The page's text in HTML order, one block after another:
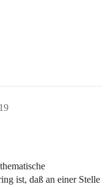
ist, daß an einer Stelle